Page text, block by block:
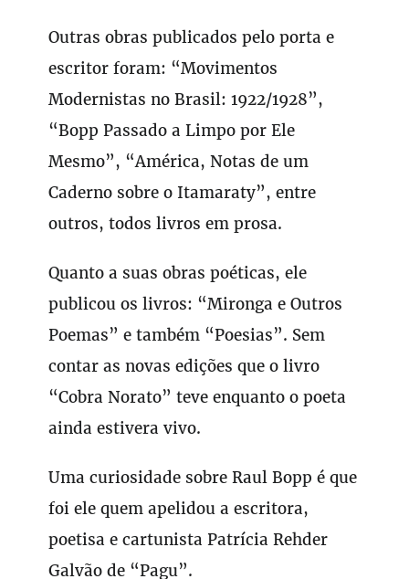
Outras obras publicados pelo porta e
escritor foram: “Movimentos
Modernistas no Brasil: 1922/1928”,
“Bopp Passado a Limpo por Ele
Mesmo”, “América, Notas de um
Caderno sobre o Itamaraty”, entre
outros, todos livros em prosa.
Quanto a suas obras poéticas, ele
publicou os livros: “Mironga e Outros
Poemas” e também “Poesias”. Sem
contar as novas edições que o livro
“Cobra Norato” teve enquanto o poeta
ainda estivera vivo.
Uma curiosidade sobre Raul Bopp é que
foi ele quem apelidou a escritora,
poetisa e cartunista Patrícia Rehder
Galvão de “Pagu”.